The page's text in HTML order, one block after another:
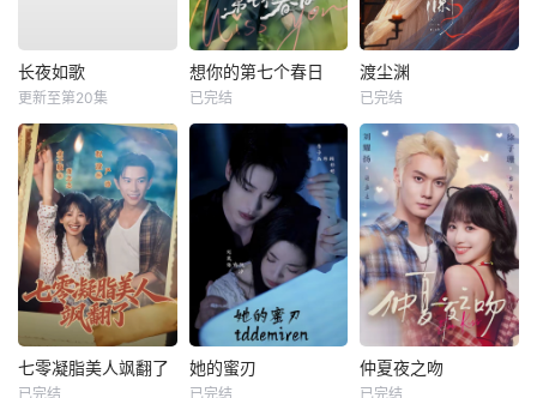
长夜如歌
更新至第20集
想你的第七个春日
已完结
渡尘渊
已完结
七零凝脂美人飒翻了
已完结
她的蜜刃
已完结
仲夏夜之吻
已完结